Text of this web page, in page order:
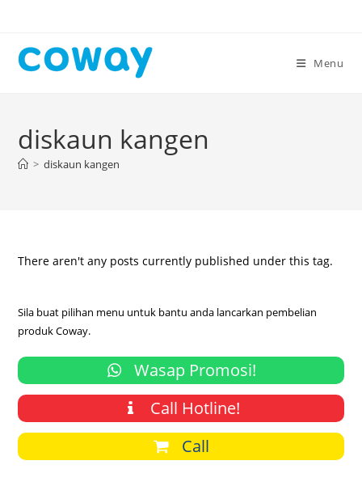
content
Menu
diskaun kangen
> diskaun kangen
There aren't any posts currently published under this tag.
Sila buat pilihan menu untuk bantu anda lancarkan pembelian
produk Coway.
Wasap Promosi!
Call Hotline!
Call